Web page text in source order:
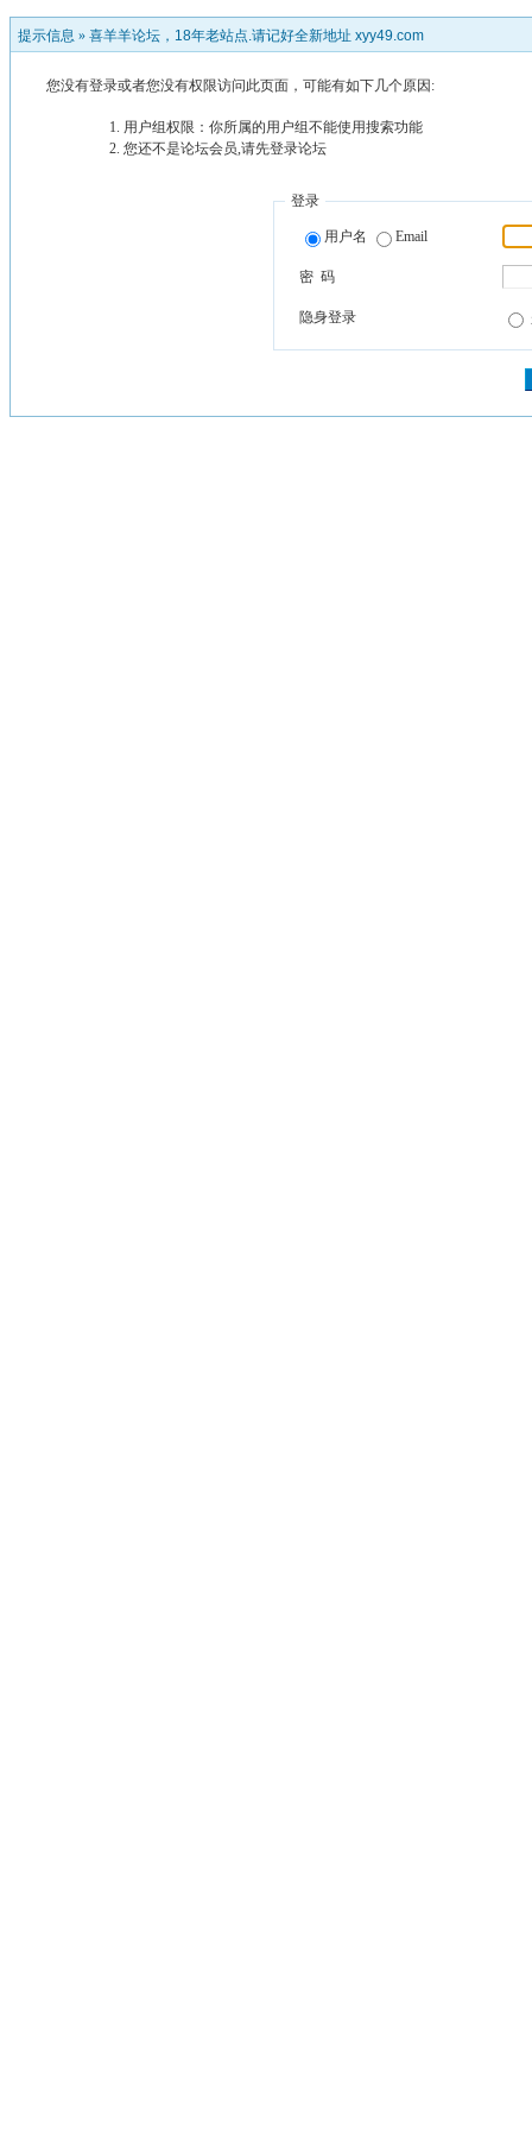
提示信息 » 喜羊羊论坛，18年老站点.请记好全新地址 xyy49.com
您没有登录或者您没有权限访问此页面，可能有如下几个原因:
用户组权限：你所属的用户组不能使用搜索功能
您还不是论坛会员,请先登录论坛
登录
用户名 Email
密 码
隐身登录